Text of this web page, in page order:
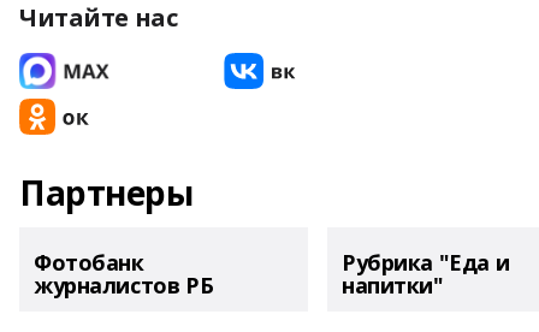
Читайте нас
Партнеры
Фотобанк
журналистов РБ
Рубрика "Еда и
напитки"